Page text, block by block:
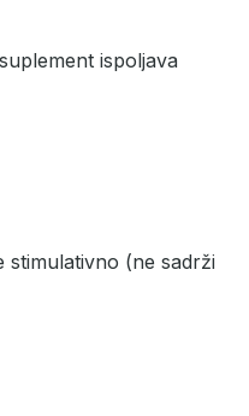
ispoljava
stimulativno (ne sadrži